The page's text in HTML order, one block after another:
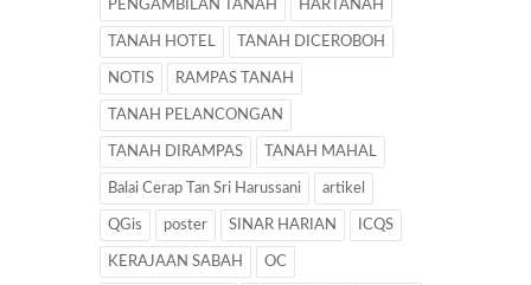
PENGAMBILAN TANAH HARTANAH
TANAH HOTEL TANAH DICEROBOH
NOTIS RAMPAS TANAH
TANAH PELANCONGAN
TANAH DIRAMPAS TANAH MAHAL
Balai Cerap Tan Sri Harussani artikel
QGis poster SINAR HARIAN ICQS
KERAJAAN SABAH OC